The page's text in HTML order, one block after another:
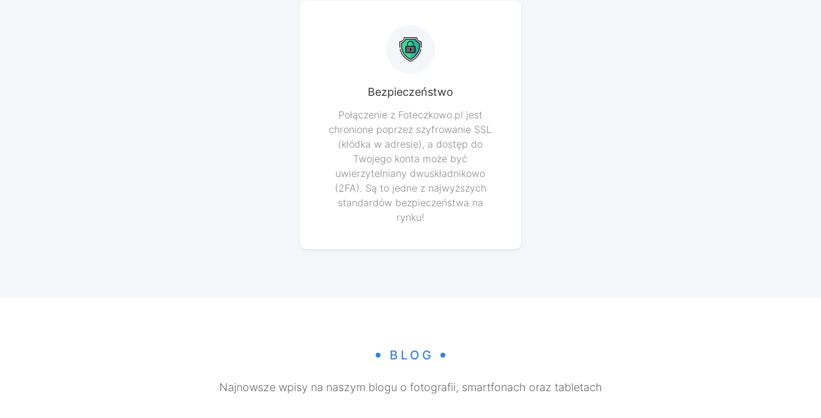
Bezpieczeństwo
Połączenie z Foteczkowo.pl jest
chronione poprzez szyfrowanie SSL
(kłódka w adresie), a dostęp do
Twojego konta może być
uwierzytelniany dwuskładnikowo
(2FA). Są to jedne z najwyższych
standardów bezpieczeństwa na
rynku!
BLOG
Najnowsze wpisy na naszym blogu o fotografii, smartfonach oraz tabletach